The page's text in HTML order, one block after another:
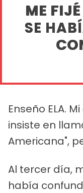
ME
SE
Enseño ELA.
insiste en
Americana",
Al tercer día,
había